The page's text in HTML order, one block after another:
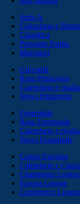
Serie A
Calendario e
Classifica
Prossime Partite
Marcatori
Giovanili
Rosa Primavera
Calendario e
News Primavera
Femminile
Rosa Femminile
Calendario e
News Femminile
Coppe Europee
Calendario e
Champions League
Europa League
Conference League